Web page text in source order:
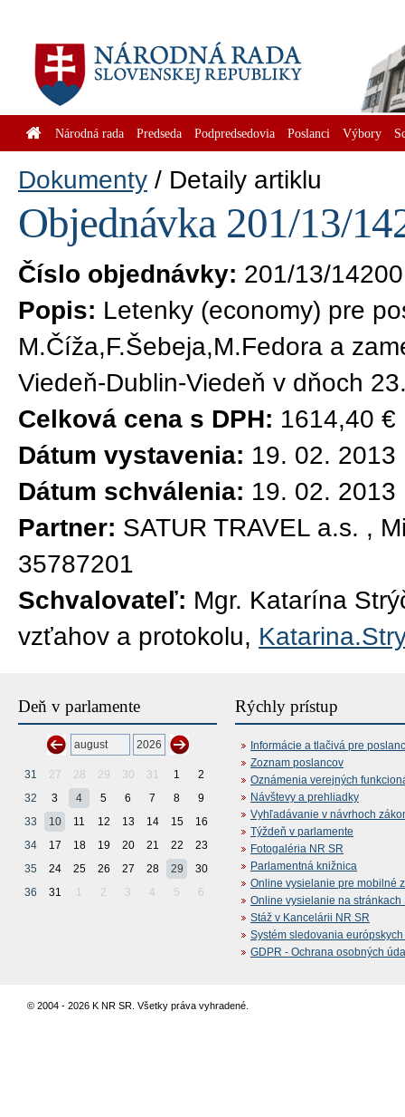
Národná rada Predseda Podpredsedovia Poslanci Výbory
Dokumenty Detaily artiklu
Objednávka 201/13/
Číslo objednávky: 201/13/14200
Popis: Letenky (economy) pre
M.Číža,F.Šebeja,M.Fedora a
Viedeň-Dublin-Viedeň v dňoch
Celková cena s DPH: 1614,40 €
Dátum vystavenia: 19. 02. 2013
Dátum schválenia: 19. 02. 2013
Partner: SATUR TRAVEL a.s. ,
35787201
Schvalovateľ: Mgr. Katarína
vzťahov a protokolu,
Deň v parlamente
31 27 28 29 30 31 1
2
32
3 4 5 6 7 8
9
33
10 11 12 13 14 15
16
34
17 18 19 20 21 22
23
35
24 25 26 27 28 29
30
36
31 1 2 3 4 5 6
Rýchly prístup
Informácie a tlačivá pre
Zoznam poslancov
Oznámenia verejných
Návštevy a prehliadky
Vyhľadávanie v návrhoch
Týždeň v parlamente
Fotogaléria NR SR
Parlamentná knižnica
Online vysielanie pre mobilné
Online vysielanie na stránkach
Stáž v Kancelárii NR SR
Systém sledovania
GDPR - Ochrana osobných
© 2004 - 2026 K NR SR. Všetky práva vyhradené.